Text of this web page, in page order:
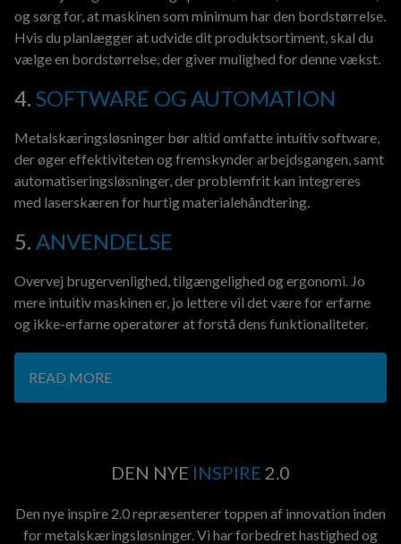
og sørg for, at maskinen som minimum har den bordstørrelse.
Hvis du planlægger at udvide dit produktsortiment, skal du
vælge en bordstørrelse, der giver mulighed for denne vækst.
4. SOFTWARE OG AUTOMATION
Metalskæringsløsninger bør altid omfatte intuitiv software,
der øger effektiviteten og fremskynder arbejdsgangen, samt
automatiseringsløsninger, der problemfrit kan integreres
med laserskæren for hurtig materialehåndtering.
5. ANVENDELSE
Overvej brugervenlighed, tilgængelighed og ergonomi. Jo
mere intuitiv maskinen er, jo lettere vil det være for erfarne
og ikke-erfarne operatører at forstå dens funktionaliteter.
READ MORE
DEN NYE INSPIRE 2.0
Den nye inspire 2.0 repræsenterer toppen af innovation inden
for metalskæringsløsninger. Vi har forbedret hastighed og